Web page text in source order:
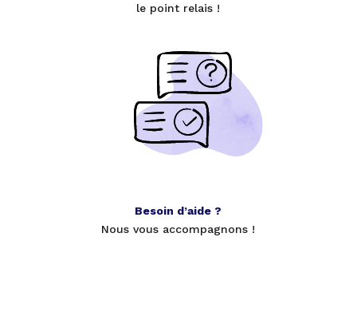
le point relais !
Besoin d’aide ?
Nous vous accompagnons !